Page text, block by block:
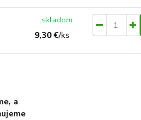
9,30 €/ks
skladom
a